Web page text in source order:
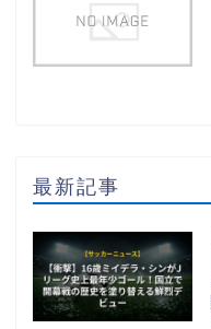
最新記事